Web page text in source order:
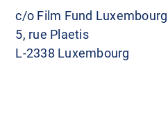
c/o Film Fund Luxembourg
5, rue Plaetis
L-2338 Luxembourg